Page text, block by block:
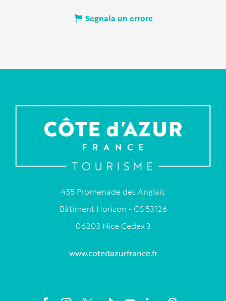
Segnala un errore
455 Promenade des Anglais
Bâtiment Horizon - CS 53126
06203 Nice Cedex 3
www.cotedazurfrance.fr